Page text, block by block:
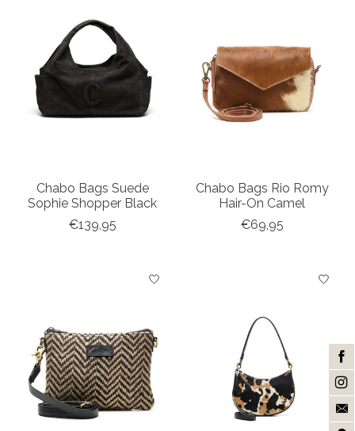
Chabo Bags Suede
Sophie Shopper Black
€139,95
Chabo Bags Rio Romy
Hair-On Camel
€69,95